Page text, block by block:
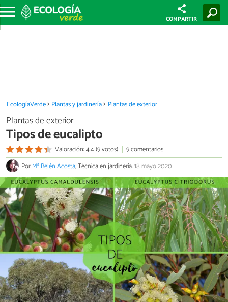
COMPARTIR
EcologíaVerde Plantas y jardinería Plantas de exterior
Plantas de exterior
Tipos de eucalipto
Valoración: 4.4 (9 votos)
9 comentarios
PorMª Belén Acosta, Técnica en jardinería.18 mayo 2020